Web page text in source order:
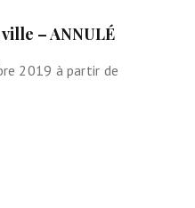
– ANNULÉ
2019 à partir de